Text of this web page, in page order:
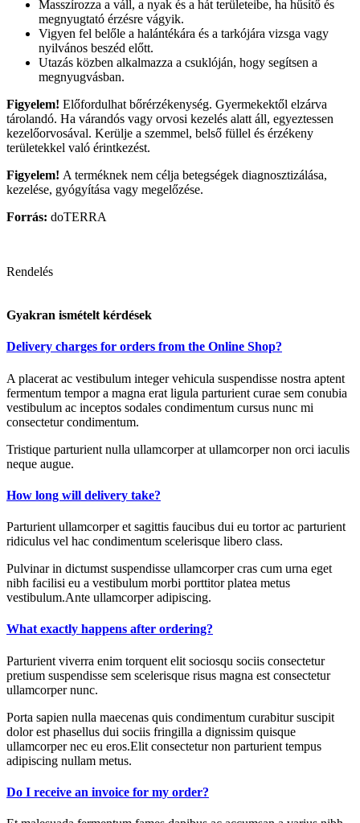
Masszírozza a váll, a nyak és a hát területeibe, ha hűsítő és
megnyugtató érzésre vágyik.
Vigyen fel belőle a halántékára és a tarkójára vizsga vagy
nyilvános beszéd előtt.
Utazás közben alkalmazza a csuklóján, hogy segítsen a
megnyugvásban.
Figyelem! Előfordulhat bőrérzékenység. Gyermekektől elzárva
tárolandó. Ha várandós vagy orvosi kezelés alatt áll, egyeztessen
kezelőorvosával. Kerülje a szemmel, belső füllel és érzékeny
területekkel való érintkezést.
Figyelem! A terméknek nem célja betegségek diagnosztizálása,
kezelése, gyógyítása vagy megelőzése.
Forrás: doTERRA
Rendelés
Gyakran ismételt kérdések
Delivery charges for orders from the Online Shop?
A placerat ac vestibulum integer vehicula suspendisse nostra aptent
fermentum tempor a magna erat ligula parturient curae sem conubia
vestibulum ac inceptos sodales condimentum cursus nunc mi
consectetur condimentum.
Tristique parturient nulla ullamcorper at ullamcorper non orci iaculis
neque augue.
How long will delivery take?
Parturient ullamcorper et sagittis faucibus dui eu tortor ac parturient
ridiculus vel hac condimentum scelerisque libero class.
Pulvinar in dictumst suspendisse ullamcorper cras cum urna eget
nibh facilisi eu a vestibulum morbi porttitor platea metus
vestibulum.Ante ullamcorper adipiscing.
What exactly happens after ordering?
Parturient viverra enim torquent elit sociosqu sociis consectetur
pretium suspendisse sem scelerisque risus magna est consectetur
ullamcorper nunc.
Porta sapien nulla maecenas quis condimentum curabitur suscipit
dolor est phasellus dui sociis fringilla a dignissim quisque
ullamcorper nec eu eros.Elit consectetur non parturient tempus
adipiscing nullam metus.
Do I receive an invoice for my order?